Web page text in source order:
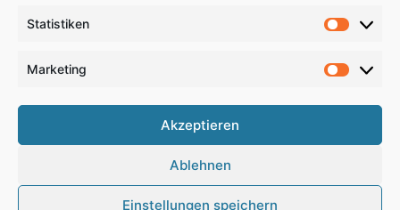
Statistiken
Marketing
Akzeptieren
Ablehnen
Einstellungen speichern
Copyright 2026, All Rights Reserved
Haftungsausschluss